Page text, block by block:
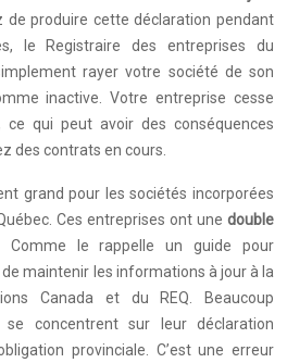
de produire cette déclaration pendant
le Registraire des entreprises du
rayer votre société de son
inactive. Votre entreprise cesse
ce qui peut avoir des conséquences
des contrats en cours.
grand pour les sociétés incorporées
Ces entreprises ont une double
Comme le rappelle un guide pour
maintenir les informations à jour à la
Canada et du REQ. Beaucoup
se concentrent sur leur déclaration
provinciale. C’est une erreur